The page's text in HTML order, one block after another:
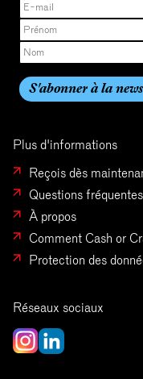
Plus d'informations
Reçois dès
Questions
À propos
Comment Cash or
Protection des
Réseaux sociaux